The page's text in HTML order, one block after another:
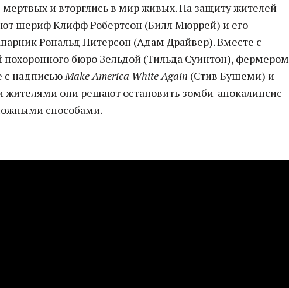
мертвых и вторглись в мир живых. На защиту жителей
шериф Клифф Робертсон (Билл Мюррей) и его
Рональд Питерсон (Адам Драйвер). Вместе с
похоронного бюро Зельдой (Тильда Суинтон), фермером
с надписьюMake America White Again (Стив Бушеми) и
жителями они решают остановить зомби-апокалипсис
способами.